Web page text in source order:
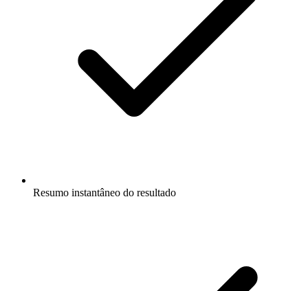
Resumo instantâneo do resultado